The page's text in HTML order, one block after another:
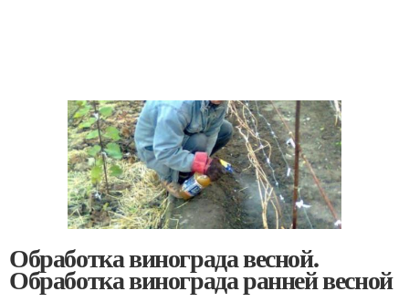
Обработка винограда весной.
Обработка винограда ранней весной